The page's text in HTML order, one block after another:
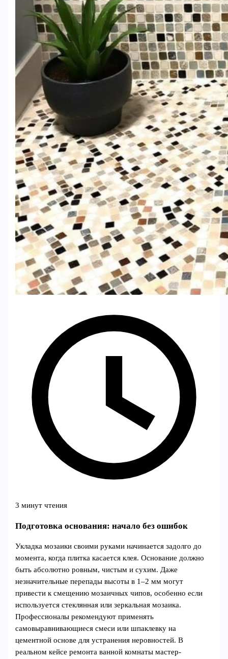
3 минут чтения
Подготовка основания: начало без ошибок
Укладка мозаики своими руками начинается задолго до
момента, когда плитка касается клея. Основание должно
быть абсолютно ровным, чистым и сухим. Даже
незначительные перепады высоты в 1–2 мм могут
привести к смещению мозаичных чипов, особенно если
используется стеклянная или зеркальная мозаика.
Профессионалы рекомендуют применять
самовыравнивающиеся смеси или шпаклевку на
цементной основе для устранения неровностей. В
реальном кейсе ремонта ванной комнаты мастер-